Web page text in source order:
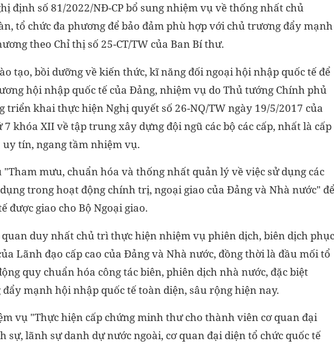
định số 81/2022/NĐ-CP bổ sung nhiệm vụ về thống nhất chủ
tổ chức đa phương để bảo đảm phù hợp với chủ trương đẩy mạnh
theo Chỉ thị số 25-CT/TW của Ban Bí thư.
tạo, bồi dưỡng về kiến thức, kĩ năng đối ngoại hội nhập quốc tế để
hội nhập quốc tế của Đảng, nhiệm vụ do Thủ tướng Chính phủ
triển khai thực hiện Nghị quyết số 26-NQ/TW ngày 19/5/2017 của
khóa XII về tập trung xây dựng đội ngũ các bộ các cấp, nhất là cấp
tín, ngang tầm nhiệm vụ.
mưu, chuẩn hóa và thống nhất quản lý về việc sử dụng các
trong hoạt động chính trị, ngoại giao của Đảng và Nhà nước" để
được giao cho Bộ Ngoại giao.
quan duy nhất chủ trì thực hiện nhiệm vụ phiên dịch, biên dịch phục
Lãnh đạo cấp cao của Đảng và Nhà nước, đồng thời là đầu mối tổ
quy chuẩn hóa công tác biên, phiên dịch nhà nước, đặc biệt
mạnh hội nhập quốc tế toàn diện, sâu rộng hiện nay.
vụ "Thực hiện cấp chứng minh thư cho thành viên cơ quan đại
sự, lãnh sự danh dự nước ngoài, cơ quan đại diện tổ chức quốc tế